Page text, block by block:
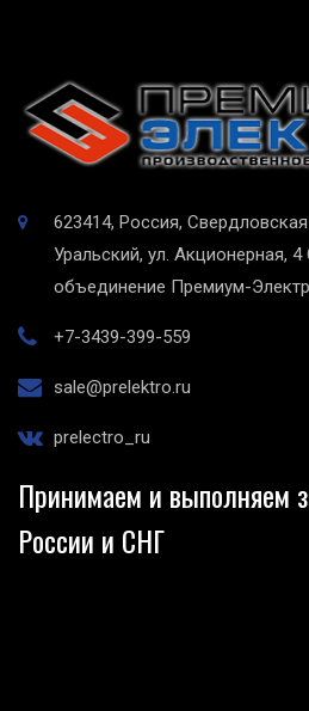
623414, Россия,
Уральский, ул. Акционерная, 4
объединение Премиум-
+7-3439-399-559
sale@prelektro.ru
prelectro_ru
Принимаем и выполняем
России и СНГ